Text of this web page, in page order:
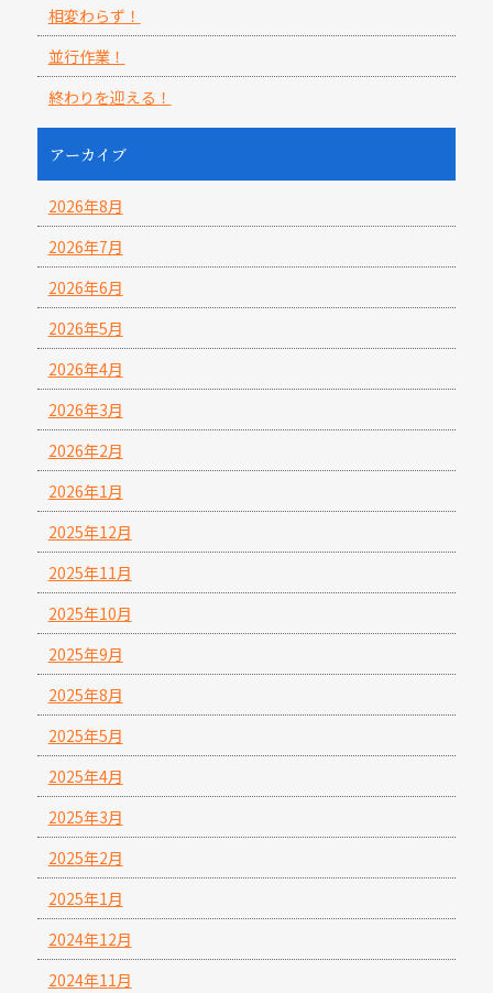
相変わらず！
並行作業！
終わりを迎える！
アーカイブ
2026年8月
2026年7月
2026年6月
2026年5月
2026年4月
2026年3月
2026年2月
2026年1月
2025年12月
2025年11月
2025年10月
2025年9月
2025年8月
2025年5月
2025年4月
2025年3月
2025年2月
2025年1月
2024年12月
2024年11月